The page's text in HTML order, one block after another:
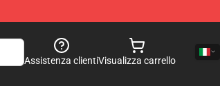
Assistenza clientiVisualizza carrello